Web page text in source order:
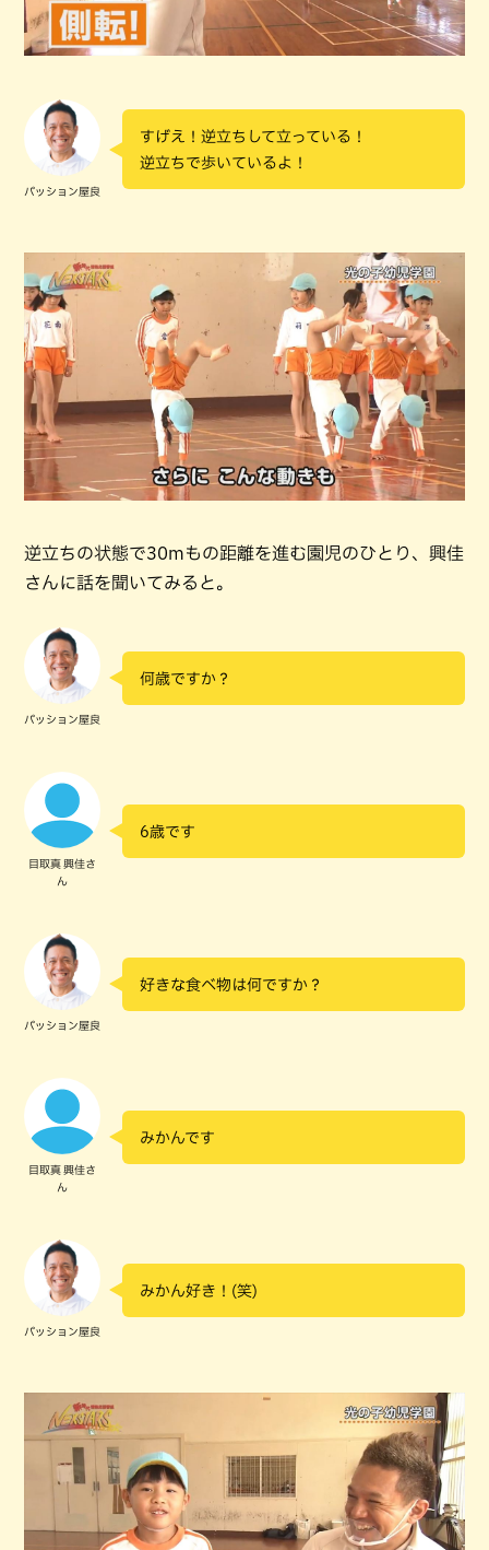
パッション屋良
すげえ！逆立ちして立っている！
逆立ちで歩いているよ！
逆立ちの状態で30mもの距離を進む園児のひとり、興佳
さんに話を聞いてみると。
パッション屋良
何歳ですか？
目取真 興佳さ
ん
6歳です
パッション屋良
好きな食べ物は何ですか？
目取真 興佳さ
ん
みかんです
パッション屋良
みかん好き！(笑)